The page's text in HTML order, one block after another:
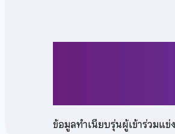
ข้อมูลทำเนียบรุ่นผู้เข้าร่วมแ